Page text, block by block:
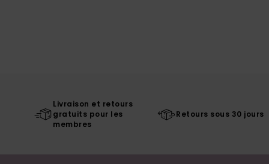
Livraison et retours
gratuits pour les
membres
Retours sous 30 jours